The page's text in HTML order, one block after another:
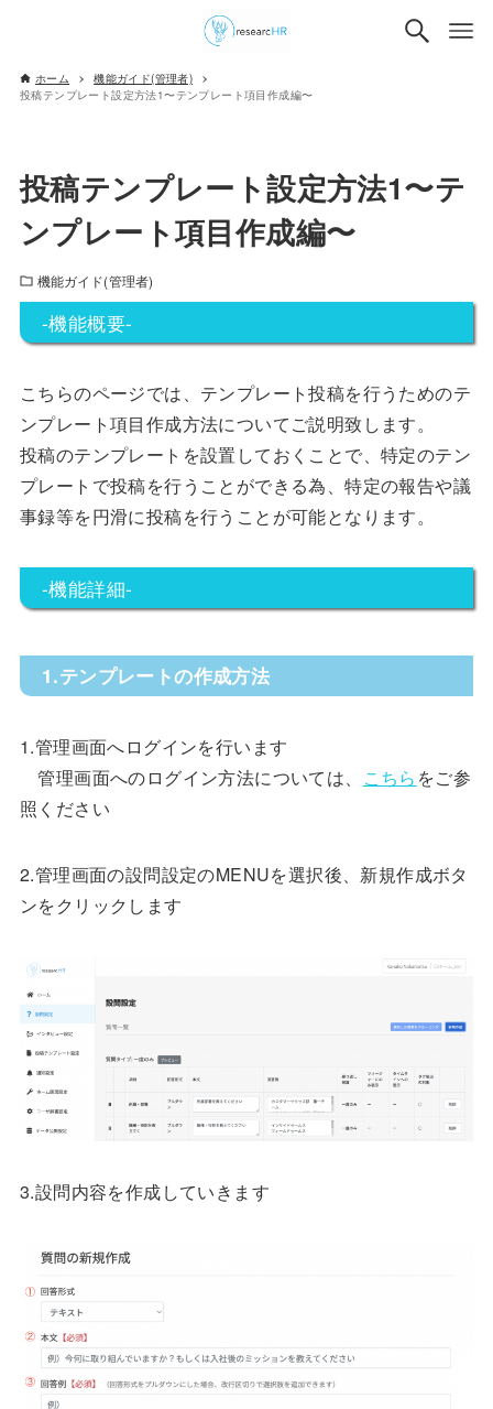
ホーム
機能ガイド(管理者)
投稿テンプレート設定方法1〜テンプレート項目作成編〜
投稿テンプレート設定方法1〜テ
ンプレート項目作成編〜
機能ガイド(管理者)
-機能概要-
こちらのページでは、テンプレート投稿を行うためのテ
ンプレート項目作成方法についてご説明致します。
投稿のテンプレートを設置しておくことで、特定のテン
プレートで投稿を行うことができる為、特定の報告や議
事録等を円滑に投稿を行うことが可能となります。
-機能詳細-
1.テンプレートの作成方法
1.管理画面へログインを行います
管理画面へのログイン方法については、
こちら をご参
照ください
2.管理画面の設問設定のMENUを選択後、新規作成ボタ
ンをクリックします
3.設問内容を作成していきます